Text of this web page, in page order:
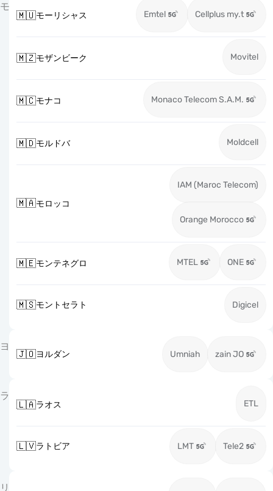
モ
🇲🇺モーリシャス Emtel Cellplus my.t
🇲🇿モザンビーク Movitel
🇲🇨モナコ Monaco Telecom S.A.M.
🇲🇩モルドバ Moldcell
🇲🇦モロッコ
IAM (Maroc Telecom)
Orange Morocco
🇲🇪モンテネグロ MTEL ONE
🇲🇸モントセラト Digicel
ヨ
🇯🇴ヨルダン Umniah zain JO
ラ
🇱🇦ラオス ETL
🇱🇻ラトビア LMT Tele2
リ